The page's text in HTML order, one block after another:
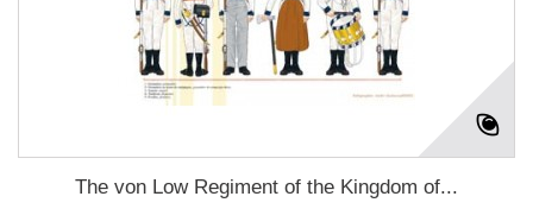
The von Low Regiment of the Kingdom of...